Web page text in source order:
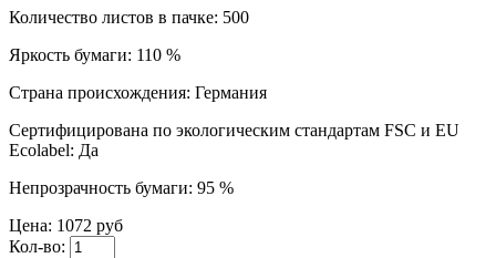
Количество листов в пачке: 500
Яркость бумаги: 110 %
Страна происхождения: Германия
Сертифицирована по экологическим стандартам FSC и EU
Ecolabel: Да
Непрозрачность бумаги: 95 %
Цена: 1072 руб
Кол-во: